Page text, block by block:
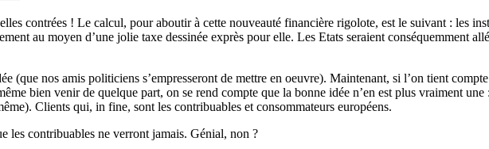
contrées ! Le calcul, pour aboutir à cette nouveauté financière rigolote, est le suivant : les
au moyen d’une jolie taxe dessinée exprès pour elle. Les Etats seraient conséquemment
(que nos amis politiciens s’empresseront de mettre en oeuvre). Maintenant, si l’on tient
bien venir de quelque part, on se rend compte que la bonne idée n’en est plus vraiment
Clients qui, in fine, sont les contribuables et consommateurs européens.
les contribuables ne verront jamais. Génial, non ?